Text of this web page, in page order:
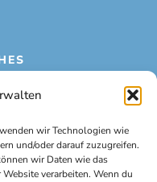
wir Technologien wie
und/oder darauf zuzugreifen.
wir Daten wie das
verarbeiten. Wenn du
(EU)